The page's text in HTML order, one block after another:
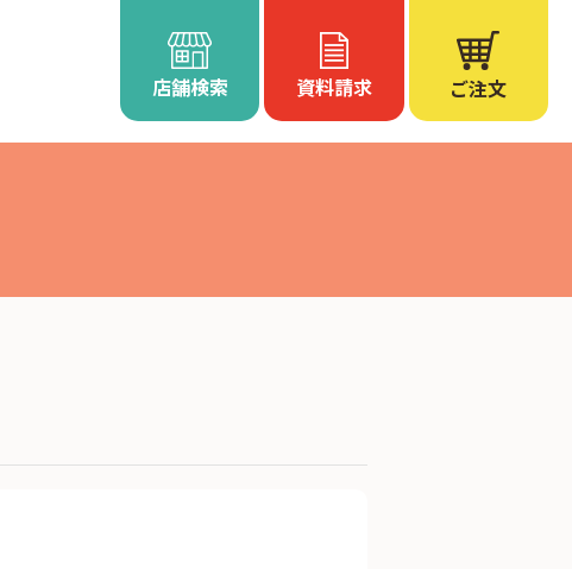
店舗検索
資料請求 ご注文